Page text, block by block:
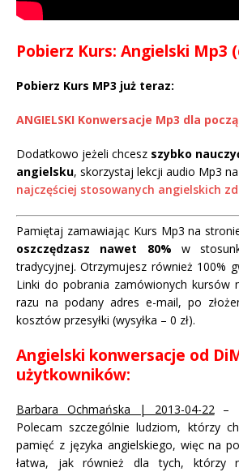
Pobierz Kurs: Angielski Mp3
Pobierz Kurs MP3 już teraz:
ANGIELSKI Konwersacje Mp3 dla
Dodatkowo jeżeli chcesz szybko
angielsku, skorzystaj lekcji audio Mp3
najczęściej stosowanych angielskich
Pamiętaj zamawiając Kurs Mp3 na
oszczędzasz nawet 80% w
tradycyjnej. Otrzymujesz również 100%
Linki do pobrania zamówionych kursów
razu na podany adres e-mail, po
kosztów przesyłki (wysyłka – 0 zł).
Angielski konwersacje od
użytkowników:
Barbara Ochmańska | 2013-04-22–
Polecam szczególnie ludziom, którzy
pamięć z języka angielskiego, więc na
łatwa, jak również dla tych, którzy